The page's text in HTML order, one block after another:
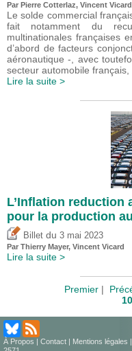
Par Pierre Cotterlaz, Vincent Vicard
Le solde commercial
fait notamment du
multinationales françaises
d’abord de facteurs
aéronautique -, avec
secteur automobile français,
Lire la suite >
L’Inflation reduction
pour la production
Billet du 3 mai 2023
Par Thierry Mayer, Vincent Vicard
Lire la suite >
Premier|
10
À Propos | Contact | Mentions légales